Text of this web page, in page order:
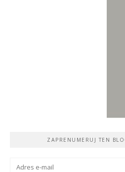
ZAPRENUMERUJ TEN
Adres